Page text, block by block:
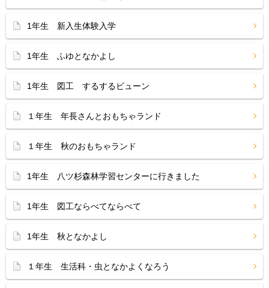
1年生 新入生体験入学
1年生 ふゆとなかよし
1年生 図工 するするビューン
１年生 年長さんとおもちゃランド
１年生 秋のおもちゃランド
1年生 八ツ杉森林学習センターに行きました
1年生 図工ならべてならべて
1年生 秋となかよし
１年生 生活科・虫となかよくなろう